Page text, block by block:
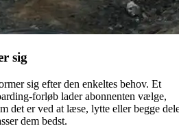
sig
sig efter den enkeltes behov. Et
forløb lader abonnenten vælge,
det er ved at læse, lytte eller begge
dem bedst.